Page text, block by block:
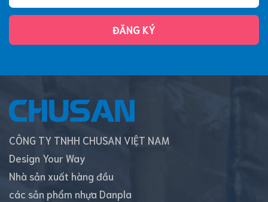
ĐĂNG KÝ
CÔNG TY TNHH CHUSAN VIỆT NAM
Design Your Way
Nhà sản xuất hàng đầu
các sản phẩm nhựa Danpla